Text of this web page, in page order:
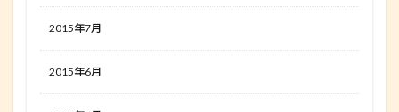
2015年7月
2015年6月